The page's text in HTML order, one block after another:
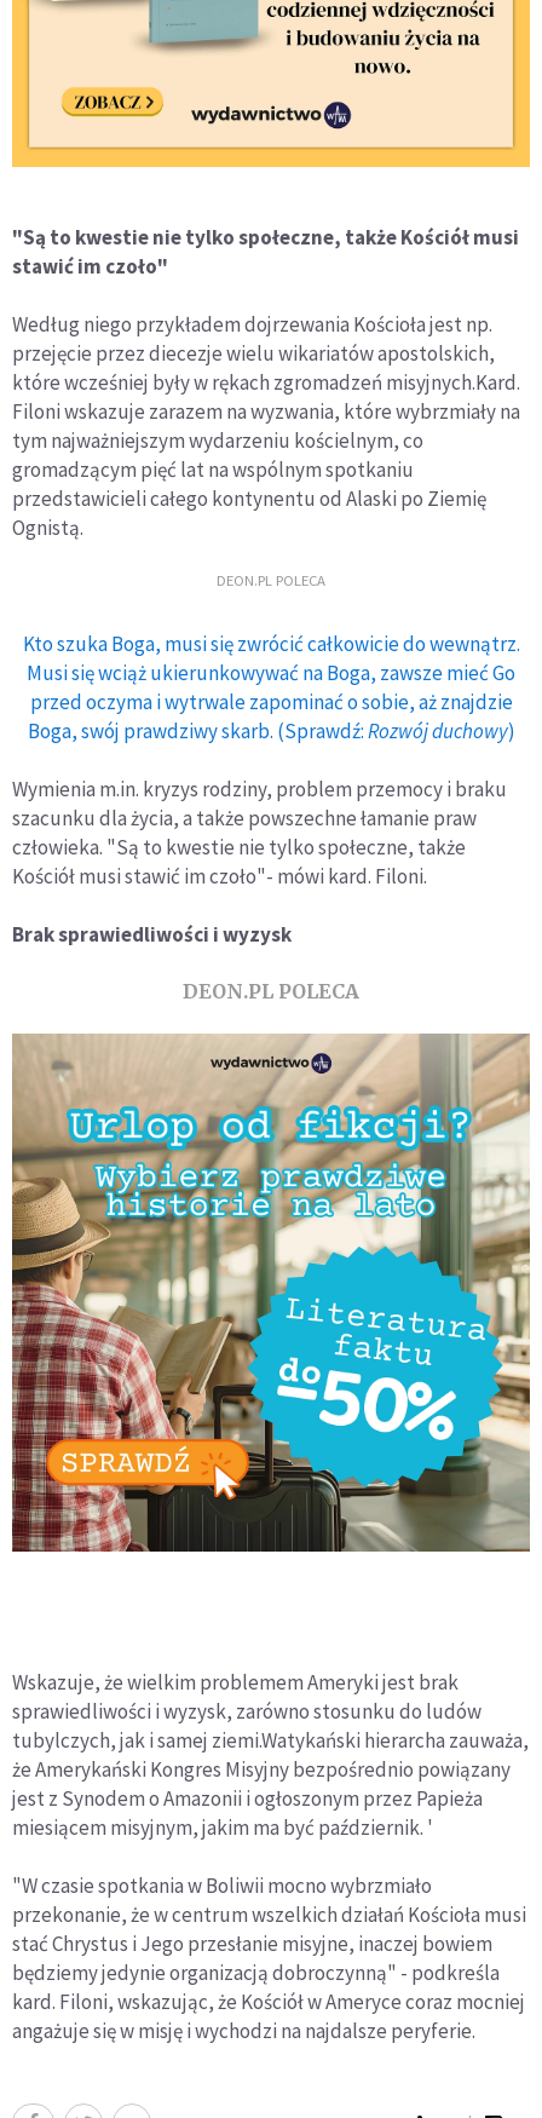
"Są to kwestie nie tylko społeczne, także Kościół musi
stawić im czoło"
Według niego przykładem dojrzewania Kościoła jest np.
przejęcie przez diecezje wielu wikariatów apostolskich,
które wcześniej były w rękach zgromadzeń misyjnych.Kard.
Filoni wskazuje zarazem na wyzwania, które wybrzmiały na
tym najważniejszym wydarzeniu kościelnym, co
gromadzącym pięć lat na wspólnym spotkaniu
przedstawicieli całego kontynentu od Alaski po Ziemię
Ognistą.
DEON.PL POLECA
Kto szuka Boga, musi się zwrócić całkowicie do wewnątrz.
Musi się wciąż ukierunkowywać na Boga, zawsze mieć Go
przed oczyma i wytrwale zapominać o sobie, aż znajdzie
Boga, swój prawdziwy skarb. (Sprawdź:Rozwój duchowy)
Wymienia m.in. kryzys rodziny, problem przemocy i braku
szacunku dla życia, a także powszechne łamanie praw
człowieka. "Są to kwestie nie tylko społeczne, także
Kościół musi stawić im czoło"- mówi kard. Filoni.
Brak sprawiedliwości i wyzysk
DEON.PL POLECA
Wskazuje, że wielkim problemem Ameryki jest brak
sprawiedliwości i wyzysk, zarówno stosunku do ludów
tubylczych, jak i samej ziemi.Watykański hierarcha zauważa,
że Amerykański Kongres Misyjny bezpośrednio powiązany
jest z Synodem o Amazonii i ogłoszonym przez Papieża
miesiącem misyjnym, jakim ma być październik. '
"W czasie spotkania w Boliwii mocno wybrzmiało
przekonanie, że w centrum wszelkich działań Kościoła musi
stać Chrystus i Jego przesłanie misyjne, inaczej bowiem
będziemy jedynie organizacją dobroczynną" - podkreśla
kard. Filoni, wskazując, że Kościół w Ameryce coraz mocniej
angażuje się w misję i wychodzi na najdalsze peryferie.